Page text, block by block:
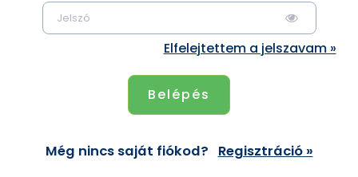
Elfelejtettem a jelszavam »
Még nincs saját fiókod? Regisztráció »